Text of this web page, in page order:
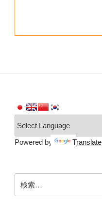
Powered by Translate
索: